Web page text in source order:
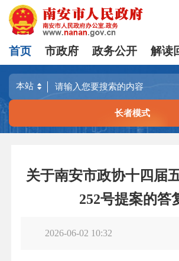
首页 市政府 政务公开 解读
长者模式
关于南安市政协十四届
252号提案的答
2026-06-02 10:32